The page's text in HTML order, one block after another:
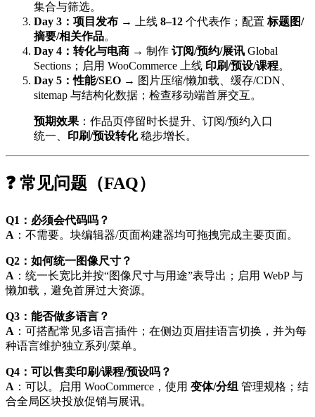
集合与筛选。
Day 3：项目发布 → 上线 8–12 个代表作；配置 标题图/
摘要/相关作品。
Day 4：转化与电商 → 制作 订阅/预约/展讯 Global
Sections；启用 WooCommerce 上线 印刷/预设/课程。
Day 5：性能/SEO → 图片压缩/懒加载、缓存/CDN、
sitemap 与结构化数据；检查移动端首屏交互。
预期效果 ：作品页停留时长提升、订阅/预约入口
统一、 印刷/预设转化稳步增长。
❓ 常见问题（FAQ）
Q1：必须会代码吗？
A ：不需要。块编辑器/页面构建器均可拖拽完成主要页面。
Q2：如何统一图像尺寸？
A ：统一长宽比并按“图像尺寸与用途”表导出；启用 WebP 与
懒加载，避免首屏过大资源。
Q3：能否做多语言？
A ：可搭配常见多语言插件；在侧边页眉挂语言切换，并为每
种语言维护独立系列/菜单。
Q4：可以售卖印刷/课程/预设吗？
A ：可以。启用 WooCommerce，使用 变体/分组 管理规格；结
合全局区块投放促销与展讯。